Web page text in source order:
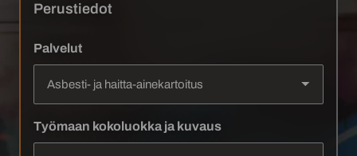
Perustiedot
Palvelut
Työmaan kokoluokka ja kuvaus